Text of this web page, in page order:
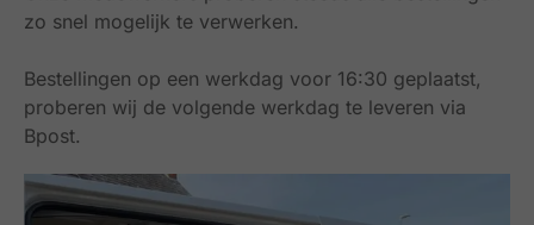
zo snel mogelijk te verwerken.
Bestellingen op een werkdag voor 16:30 geplaatst,
proberen wij de volgende werkdag te leveren via
Bpost.